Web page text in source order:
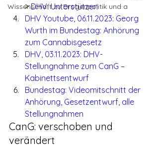
Wissenschaft zu Drogenpolitik und a
> DHV: Unterstützen
DHV Youtube, 06.11.2023: Georg
Wurth im Bundestag: Anhörung
zum Cannabisgesetz
DHV, 03.11.2023: DHV-
Stellungnahme zum CanG –
Kabinettsentwurf
Bundestag: Videomitschnitt der
Anhörung, Gesetzentwurf, alle
Stellungnahmen
CanG: verschoben und
verändert